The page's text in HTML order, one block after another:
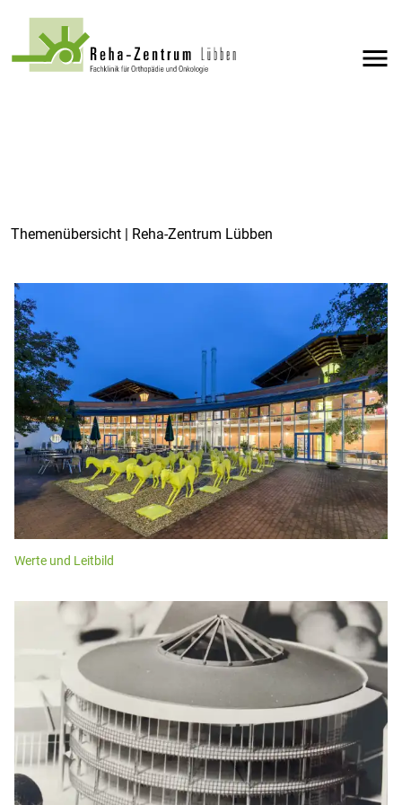
menu
Themenübersicht | Reha-Zentrum Lübben
Werte und Leitbild